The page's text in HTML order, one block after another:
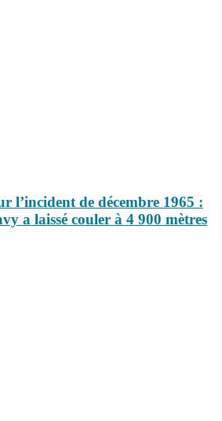
l’incident de décembre 1965 :
a laissé couler à 4 900 mètres